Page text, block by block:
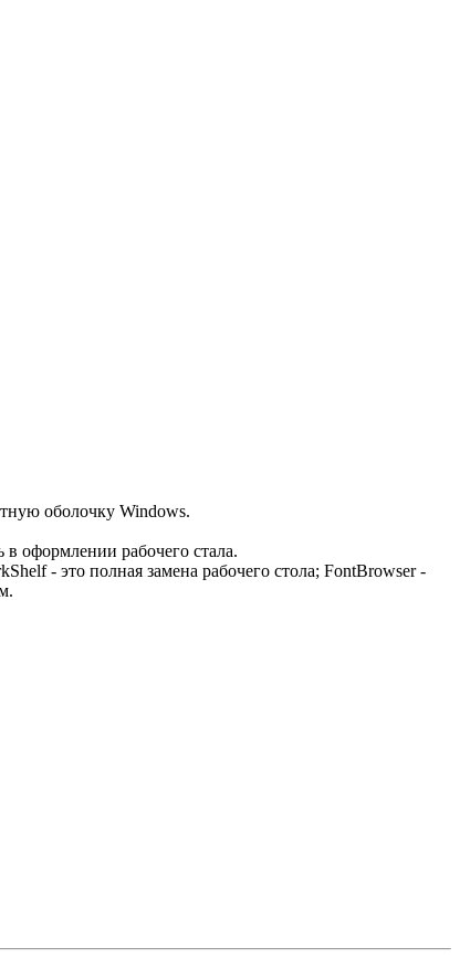
оболочку Windows.
оформлении рабочего стала.
- это полная замена рабочего стола; FontBrowser -